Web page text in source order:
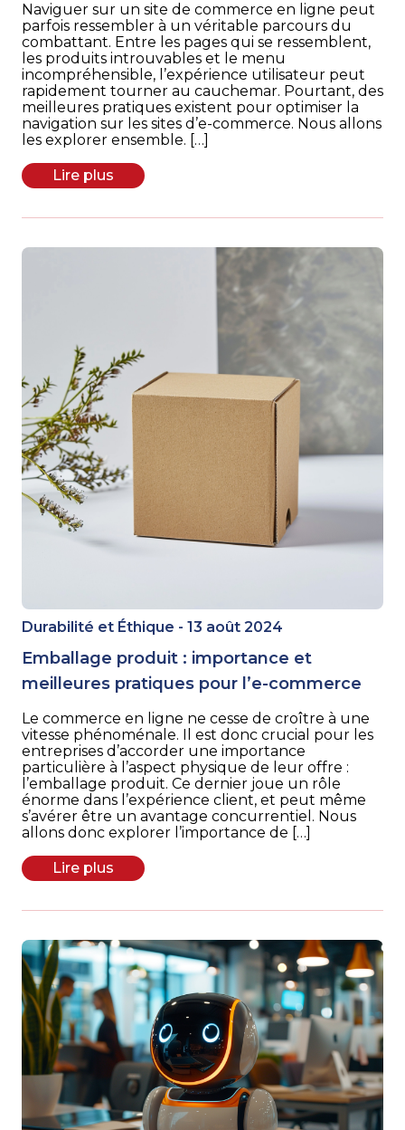
Naviguer sur un site de commerce en ligne peut
parfois ressembler à un véritable parcours du
combattant. Entre les pages qui se ressemblent,
les produits introuvables et le menu
incompréhensible, l’expérience utilisateur peut
rapidement tourner au cauchemar. Pourtant, des
meilleures pratiques existent pour optimiser la
navigation sur les sites d’e-commerce. Nous allons
les explorer ensemble. […]
Lire plus
Durabilité et Éthique - 13 août 2024
Emballage produit : importance et
meilleures pratiques pour l’e-commerce
Le commerce en ligne ne cesse de croître à une
vitesse phénoménale. Il est donc crucial pour les
entreprises d’accorder une importance
particulière à l’aspect physique de leur offre :
l’emballage produit. Ce dernier joue un rôle
énorme dans l’expérience client, et peut même
s’avérer être un avantage concurrentiel. Nous
allons donc explorer l’importance de […]
Lire plus